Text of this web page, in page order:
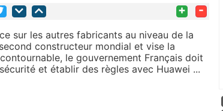
+ -
sur les autres fabricants au niveau de la
constructeur mondial et vise la
le gouvernement Français doit
et établir des règles avec Huawei ...